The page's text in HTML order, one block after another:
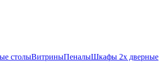
столыВитриныПеналыШкафы 2х дверные